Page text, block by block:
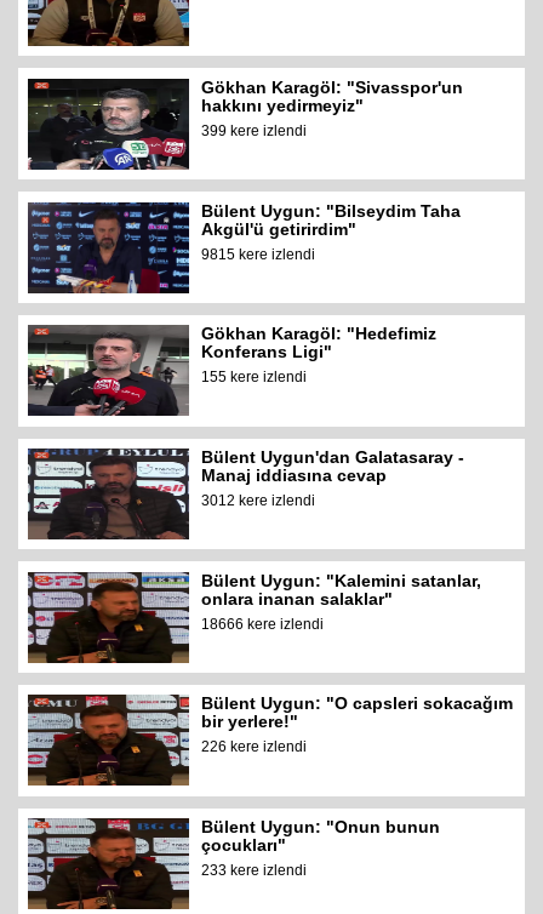
Gökhan Karagöl: "Sivasspor'un
hakkını yedirmeyiz"
399 kere izlendi
Bülent Uygun: "Bilseydim Taha
Akgül'ü getirirdim"
9815 kere izlendi
Gökhan Karagöl: "Hedefimiz
Konferans Ligi"
155 kere izlendi
Bülent Uygun'dan Galatasaray -
Manaj iddiasına cevap
3012 kere izlendi
Bülent Uygun: "Kalemini satanlar,
onlara inanan salaklar"
18666 kere izlendi
Bülent Uygun: "O capsleri sokacağım
bir yerlere!"
226 kere izlendi
Bülent Uygun: "Onun bunun
çocukları"
233 kere izlendi